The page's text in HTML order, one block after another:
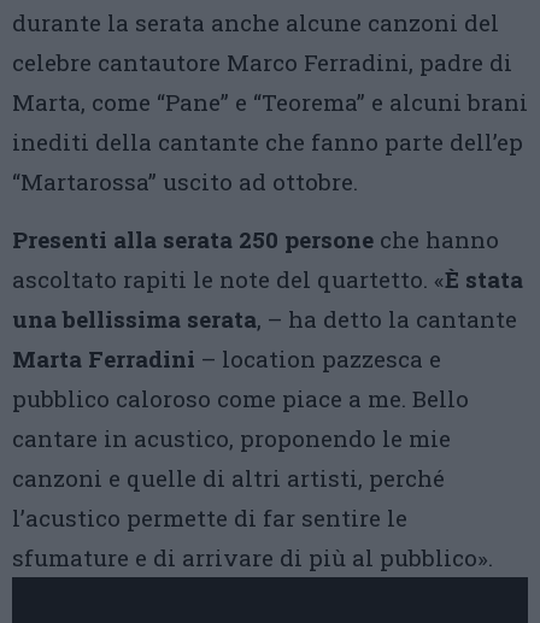
durante la serata anche alcune canzoni del
celebre cantautore Marco Ferradini, padre di
Marta, come “Pane” e “Teorema” e alcuni brani
inediti della cantante che fanno parte dell’ep
“Martarossa” uscito ad ottobre.
Presenti alla serata 250 persone che hanno
ascoltato rapiti le note del quartetto. «È stata
una bellissima serata, – ha detto la cantante
Marta Ferradini – location pazzesca e
pubblico caloroso come piace a me. Bello
cantare in acustico, proponendo le mie
canzoni e quelle di altri artisti, perché
l’acustico permette di far sentire le
sfumature e di arrivare di più al pubblico».